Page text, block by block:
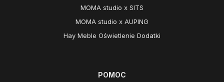
MOMA studio x SITS
MOMA studio x AUPING
Hay Meble Oświetlenie Dodatki
POMOC